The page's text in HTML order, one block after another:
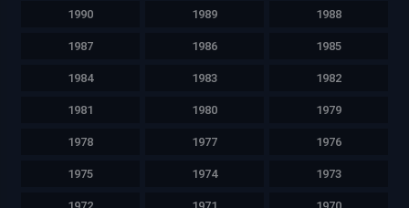
1990 1989 1988
1987 1986 1985
1984 1983 1982
1981 1980 1979
1978 1977 1976
1975 1974 1973